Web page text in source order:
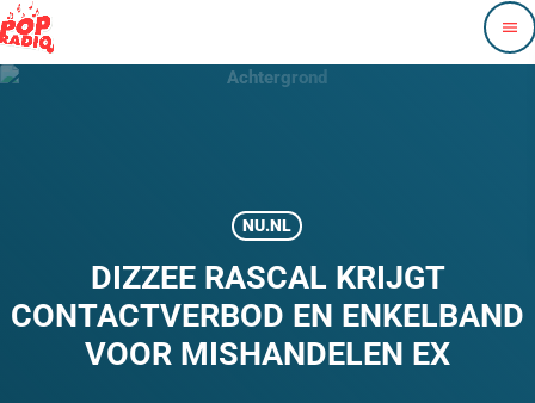
menu
NU.NL
DIZZEE RASCAL KRIJGT
CONTACTVERBOD EN ENKELBAND
VOOR MISHANDELEN EX